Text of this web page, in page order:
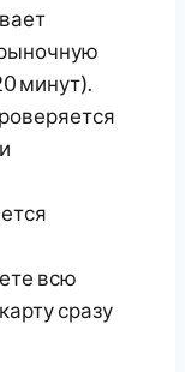
минут).
всю
сразу